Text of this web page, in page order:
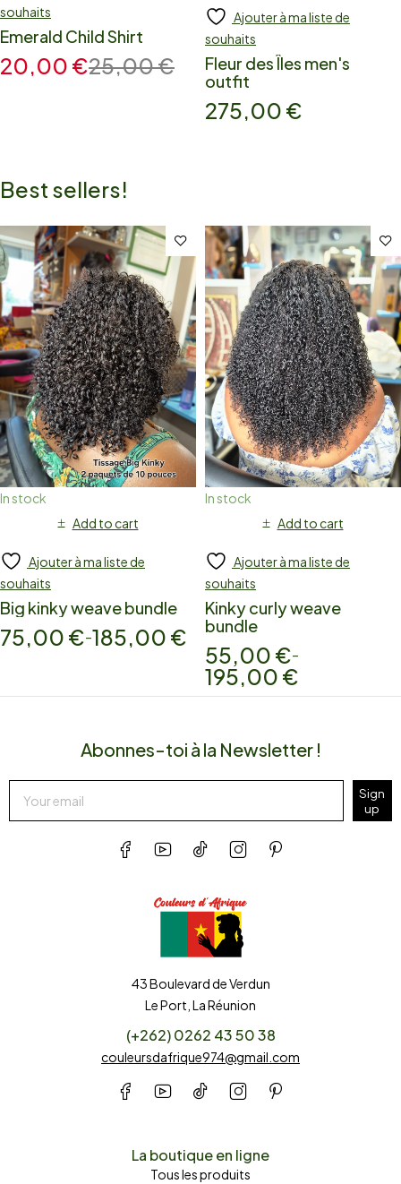
souhaits
Emerald Child Shirt
25,00€
20,00 €
Ajouter à ma liste de
souhaits
Fleur des Îles men's
outfit
275,00 €
Best sellers!
In stock
Add to cart
Ajouter à ma liste de
souhaits
Big kinky weave bundle
75,00 €–185,00 €
In stock
Add to cart
Ajouter à ma liste de
souhaits
Kinky curly weave
bundle
55,00 €–
195,00 €
43 Boulevard de Verdun
Le Port, La Réunion
(+262) 0262 43 50 38
couleursdafrique974@gmail.com
La boutique en ligne
Tous les produits
Abonnes-toi à la Newsletter !
Sign
up